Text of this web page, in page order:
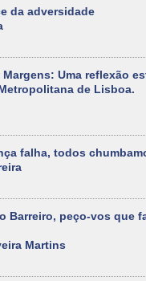
da adversidade
Margens: Uma reflexão
de Lisboa.
falha, todos
Barreiro, peço-vos que
Martins